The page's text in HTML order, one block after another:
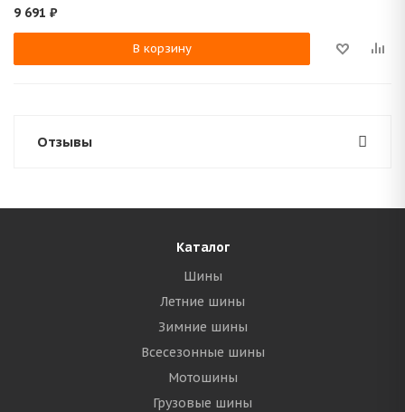
9 691 ₽
В корзину
Отзывы
Каталог
Шины
Летние шины
Зимние шины
Всесезонные шины
Мотошины
Грузовые шины